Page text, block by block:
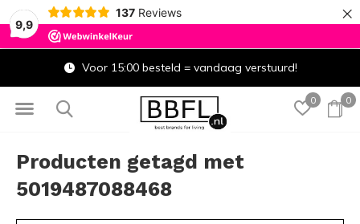
9,9
137 Reviews ×
0 0
Voor 15:00 besteld = vandaag verstuurd!
Producten getagd met
5019487088468